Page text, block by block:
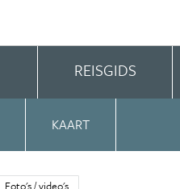
REISGIDS
KAART
Foto's / video's